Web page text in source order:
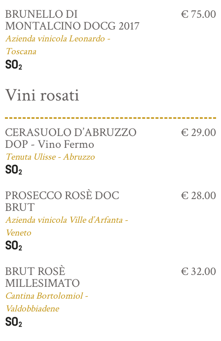
BRUNELLO DI
MONTALCINO DOCG 2017
Azienda vinicola Leonardo -
Toscana
€ 75.00
Vini rosati
CERASUOLO D’ABRUZZO
DOP - Vino Fermo
Tenuta Ulisse - Abruzzo
€ 29.00
PROSECCO ROSÈ DOC
BRUT
Azienda vinicola Ville d’Arfanta -
Veneto
€ 28.00
BRUT ROSÈ
MILLESIMATO
Cantina Bortolomiol -
Valdobbiadene
€ 32.00